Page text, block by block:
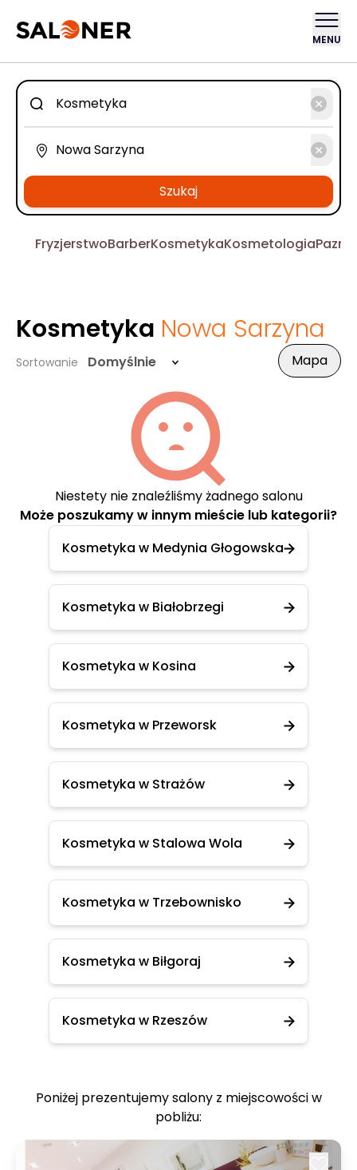
MENU
Szukaj
FryzjerstwoBarberKosmetykaKosmetologia
Kosmetyka Nowa Sarzyna
Sortowanie Domyślnie Mapa
Niestety nie znaleźliśmy żadnego salonu
Może poszukamy w innym mieście lub kategorii?
Kosmetyka w Medynia Głogowska
Kosmetyka w Białobrzegi
Kosmetyka w Kosina
Kosmetyka w Przeworsk
Kosmetyka w Strażów
Kosmetyka w Stalowa Wola
Kosmetyka w Trzebownisko
Kosmetyka w Biłgoraj
Kosmetyka w Rzeszów
Poniżej prezentujemy salony z miejscowości w
pobliżu: